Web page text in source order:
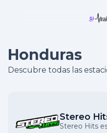
Honduras
Descubre todas las
Stereo
Stereo Hits